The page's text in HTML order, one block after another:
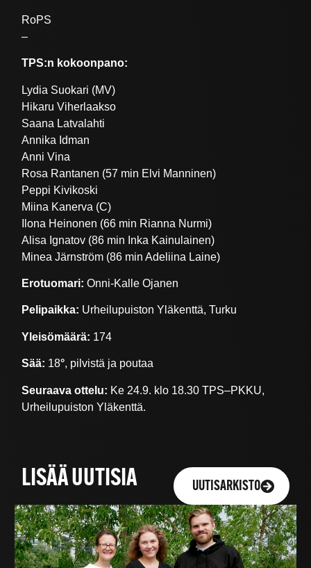
RoPS
–
TPS:n kokoonpano:
Lydia Suokari (MV)
Hikaru Viherlaakso
Saana Latvalahti
Annika Idman
Anni Vina
Rosa Rantanen (57 min Elvi Manninen)
Peppi Kivikoski
Miina Kanerva (C)
Ilona Heinonen (66 min Rianna Nurmi)
Alisa Ignatov (86 min Inka Kainulainen)
Minea Järnström (86 min Adeliina Laine)
Erotuomari:Onni-Kalle Ojanen
Pelipaikka: Urheilupuiston Yläkenttä, Turku
Yleisömäärä: 174
Sää: 18°, pilvistä ja poutaa
Seuraava ottelu: Ke 24.9. klo 18.30 TPS–PKKU,
Urheilupuiston Yläkenttä.
LISÄÄ UUTISIA UUTISARKISTO